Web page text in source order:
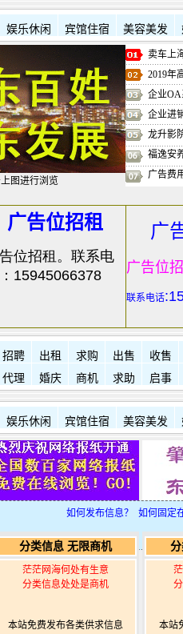
娱乐休闲 宾馆住宿 美容美发
图进行浏览
卖车上
2019年
企业OA
企业进
龙升影
福逸安
广告费
广告位招租
位招租。联系电
15945066378
广
广告位
联系电话
招聘 出租 求购 出售
收售
代理 婚庆 商机 求助 启事
娱乐休闲 宾馆住宿 美容美发
如何发布信息？ 如何固定
分类信息 无限商机
茫茫网海何处有生意
分类信息处处是商机
本站免费发布各类供求信息 本站